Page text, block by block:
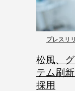
プレスリ
松風、
テム刷
採用